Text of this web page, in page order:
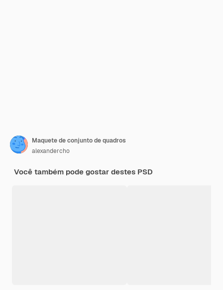
Maquete de conjunto de quadros
alexandercho
Você também pode gostar destes PSD